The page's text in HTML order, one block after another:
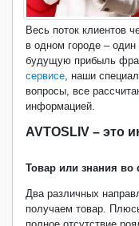
Весь поток клиентов
в одном городе –
будущую прибыль
сервисе, наши
вопросы, все
информацией.
AVTOSLIV – это
Товар или знания во
Два различных
получаем товар.